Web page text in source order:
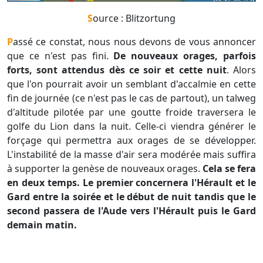
Source : Blitzortung
Passé ce constat, nous nous devons de vous annoncer
que ce n'est pas fini. De nouveaux orages, parfois
forts, sont attendus dès ce soir et cette nuit. Alors
que l'on pourrait avoir un semblant d'accalmie en cette
fin de journée (ce n'est pas le cas de partout), un talweg
d'altitude pilotée par une goutte froide traversera le
golfe du Lion dans la nuit. Celle-ci viendra générer le
forçage qui permettra aux orages de se développer.
L'instabilité de la masse d'air sera modérée mais suffira
à supporter la genèse de nouveaux orages. Cela se fera
en deux temps. Le premier concernera l'Hérault et le
Gard entre la soirée et le début de nuit tandis que le
second passera de l'Aude vers l'Hérault puis le Gard
demain matin.